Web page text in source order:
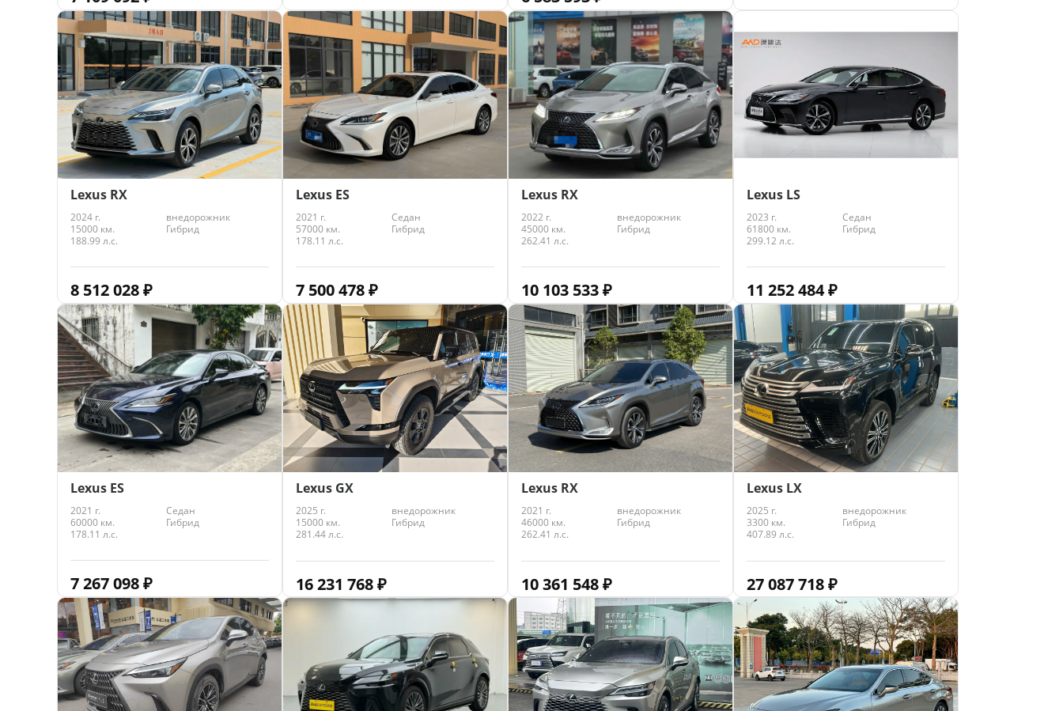
Lexus RX
2024 г.
внедорожник
15000 км.
Гибрид
188.99 л.с.
8 512 028₽
Lexus ES
2021 г.
Седан
57000 км.
Гибрид
178.11 л.с.
7 500 478₽
Lexus RX
2022 г.
внедорожник
45000 км.
Гибрид
262.41 л.с.
10 103 533₽
Lexus LS
2023 г.
Седан
61800 км.
Гибрид
299.12 л.с.
11 252 484₽
Lexus ES
2021 г.
Седан
60000 км.
Гибрид
178.11 л.с.
7 267 098₽
Lexus GX
2025 г.
внедорожник
15000 км.
Гибрид
281.44 л.с.
16 231 768₽
Lexus RX
2021 г.
внедорожник
46000 км.
Гибрид
262.41 л.с.
10 361 548₽
Lexus LX
2025 г.
внедорожник
3300 км.
Гибрид
407.89 л.с.
27 087 718₽